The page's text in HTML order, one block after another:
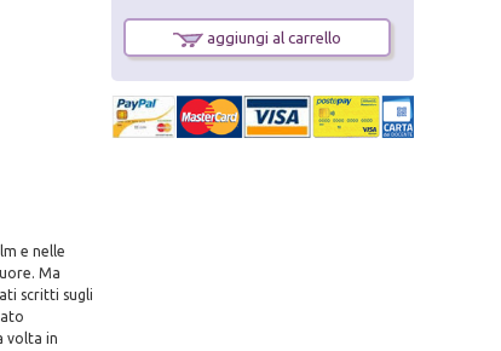
e nelle
Ma
scritti sugli
volta in
aggiungi al carrello
Sarai informato delle nostre novità, potrai
comunque cancellarti quando desideri.
modulo di iscrizione